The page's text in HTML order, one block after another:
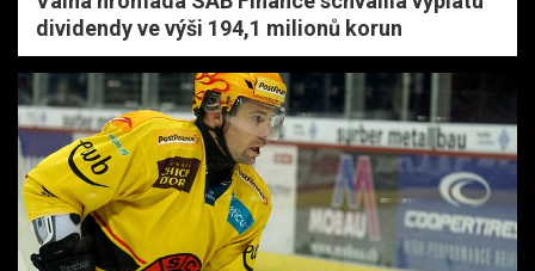
dividendy ve výši 194,1 milionů korun